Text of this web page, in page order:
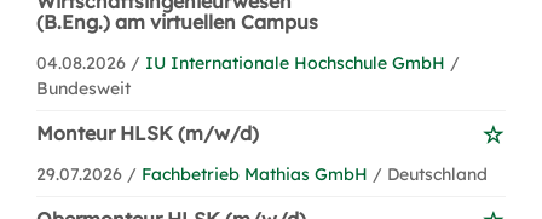
(B.Eng.) am virtuellen Campus
04.08.2026 / IU Internationale Hochschule GmbH /
Bundesweit
Monteur HLSK (m/w/d)
29.07.2026 / Fachbetrieb Mathias GmbH / Deutschland